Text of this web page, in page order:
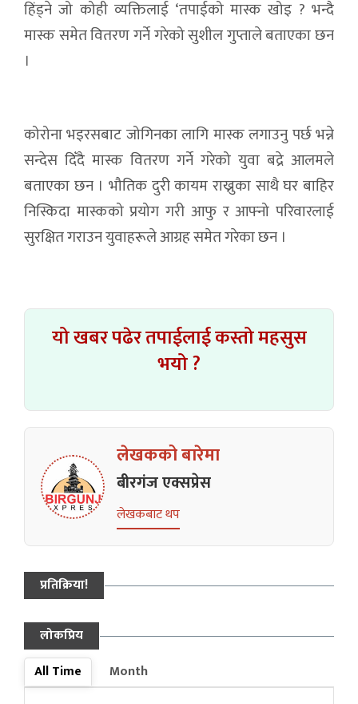
हिंड्ने जो कोही व्यक्तिलाई ‘तपाईको मास्क खोइ ? भन्दै
मास्क समेत वितरण गर्ने गरेको सुशील गुप्ताले बताएका छन
।
कोरोना भइरसबाट जोगिनका लागि मास्क लगाउनु पर्छ भन्ने
सन्देस दिँदै मास्क वितरण गर्ने गरेको युवा बद्रे आलमले
बताएका छन । भौतिक दुरी कायम राख्नुका साथै घर बाहिर
निस्किदा मास्कको प्रयोग गरी आफु र आफ्नो परिवारलाई
सुरक्षित गराउन युवाहरूले आग्रह समेत गरेका छन ।
यो खबर पढेर तपाईलाई कस्तो महसुस
भयो ?
लेखकको बारेमा
बीरगंज एक्सप्रेस
लेखकबाट थप
प्रतिक्रिया!
लोकप्रिय
All Time
Month